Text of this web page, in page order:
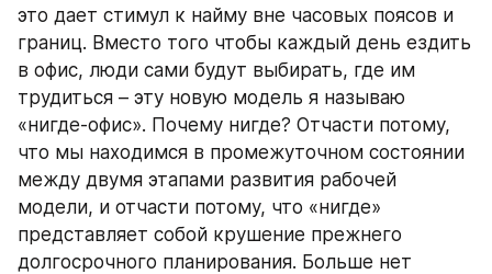
это дает стимул к найму вне часовых поясов и
границ. Вместо того чтобы каждый день ездить
в офис, люди сами будут выбирать, где им
трудиться – эту новую модель я называю
«нигде-офис». Почему нигде? Отчасти потому,
что мы находимся в промежуточном состоянии
между двумя этапами развития рабочей
модели, и отчасти потому, что «нигде»
представляет собой крушение прежнего
долгосрочного планирования. Больше нет